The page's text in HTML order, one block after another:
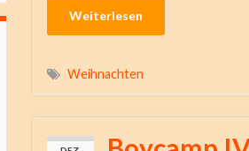
Weiterlesen
Weihnachten